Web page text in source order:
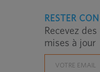
RESTER
Recevez
mises à jour